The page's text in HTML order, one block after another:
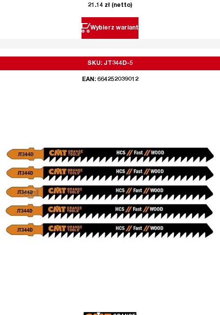
21.14 zł (netto)
Wybierz wariant
SKU: JT344D-5
EAN: 664252039012